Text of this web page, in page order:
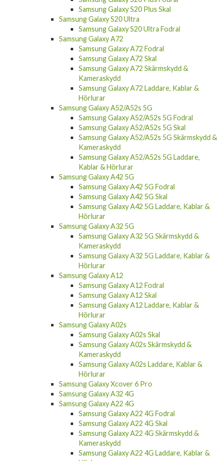
Samsung Galaxy S20 Plus Skal
Samsung Galaxy S20 Ultra
Samsung Galaxy S20 Ultra Fodral
Samsung Galaxy A72
Samsung Galaxy A72 Fodral
Samsung Galaxy A72 Skal
Samsung Galaxy A72 Skärmskydd &
Kameraskydd
Samsung Galaxy A72 Laddare, Kablar &
Hörlurar
Samsung Galaxy A52/A52s 5G
Samsung Galaxy A52/A52s 5G Fodral
Samsung Galaxy A52/A52s 5G Skal
Samsung Galaxy A52/A52s 5G Skärmskydd &
Kameraskydd
Samsung Galaxy A52/A52s 5G Laddare,
Kablar & Hörlurar
Samsung Galaxy A42 5G
Samsung Galaxy A42 5G Fodral
Samsung Galaxy A42 5G Skal
Samsung Galaxy A42 5G Laddare, Kablar &
Hörlurar
Samsung Galaxy A32 5G
Samsung Galaxy A32 5G Skärmskydd &
Kameraskydd
Samsung Galaxy A32 5G Laddare, Kablar &
Hörlurar
Samsung Galaxy A12
Samsung Galaxy A12 Fodral
Samsung Galaxy A12 Skal
Samsung Galaxy A12 Laddare, Kablar &
Hörlurar
Samsung Galaxy A02s
Samsung Galaxy A02s Skal
Samsung Galaxy A02s Skärmskydd &
Kameraskydd
Samsung Galaxy A02s Laddare, Kablar &
Hörlurar
Samsung Galaxy Xcover 6 Pro
Samsung Galaxy A32 4G
Samsung Galaxy A22 4G
Samsung Galaxy A22 4G Fodral
Samsung Galaxy A22 4G Skal
Samsung Galaxy A22 4G Skärmskydd &
Kameraskydd
Samsung Galaxy A22 4G Laddare, Kablar &